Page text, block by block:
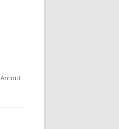
Arnout